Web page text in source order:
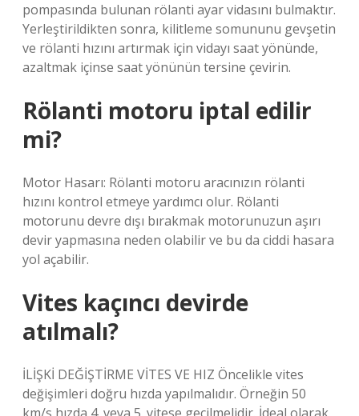
pompasında bulunan rölanti ayar vidasını bulmaktır.
Yerleştirildikten sonra, kilitleme somununu gevşetin
ve rölanti hızını artırmak için vidayı saat yönünde,
azaltmak içinse saat yönünün tersine çevirin.
Rölanti motoru iptal edilir
mi?
Motor Hasarı: Rölanti motoru aracınızın rölanti
hızını kontrol etmeye yardımcı olur. Rölanti
motorunu devre dışı bırakmak motorunuzun aşırı
devir yapmasına neden olabilir ve bu da ciddi hasara
yol açabilir.
Vites kaçıncı devirde
atılmalı?
İLİŞKİ DEĞİŞTİRME VİTES VE HIZ Öncelikle vites
değişimleri doğru hızda yapılmalıdır. Örneğin 50